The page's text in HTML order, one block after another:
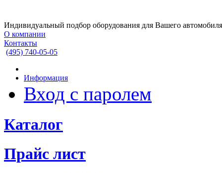
Индивидуальный подбор оборудования для Вашего автомобиля
О компании
Контакты
(495) 740-05-05
Информация
Вход с паролем
Каталог
Прайс лист